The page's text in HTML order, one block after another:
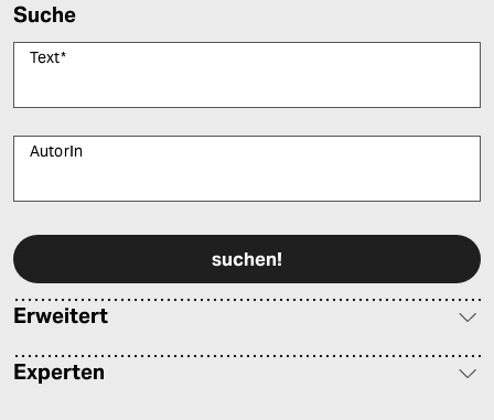
Suche
Text*
AutorIn
Erweitert
Experten